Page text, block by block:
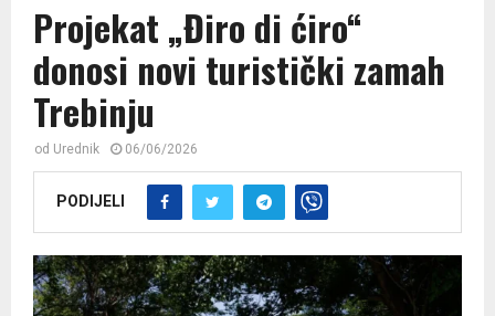
Projekat „Điro di ćiro“
donosi novi turistički zamah
Trebinju
od Urednik 06/06/2026
PODIJELI